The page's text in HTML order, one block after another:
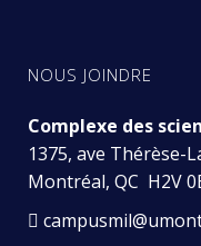
NOUS JOINDRE
Complexe des
1375, ave Thérèse-
Montréal, QC H2V